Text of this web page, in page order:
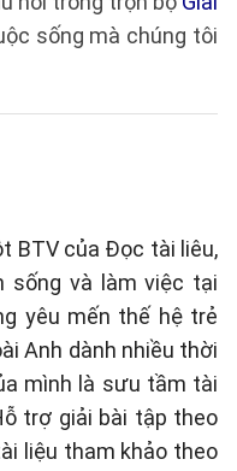
sống mà chúng tôi
BTV của Đọc tài liêu,
sống và làm việc tại
yêu mến thế hệ trẻ
Anh dành nhiều thời
mình là sưu tầm tài
trợ giải bài tập theo
liệu tham khảo theo